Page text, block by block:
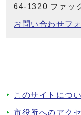
64-1320 ファッ
お問い合わせフ
このサイトにつ
市役所へのアク